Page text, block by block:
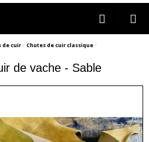
de cuir Chutes de cuir classique
de vache - Sable